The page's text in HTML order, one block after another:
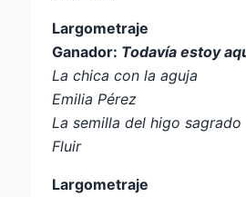
Largometraje
Ganador: Todavía estoy
La chica con la aguja
Emilia Pérez
La semilla del higo sagrado
Fluir
Largometraje